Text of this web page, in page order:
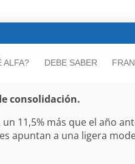
ALFA? DEBE SABER
consolidación.
11,5% más que el año
apuntan a una ligera